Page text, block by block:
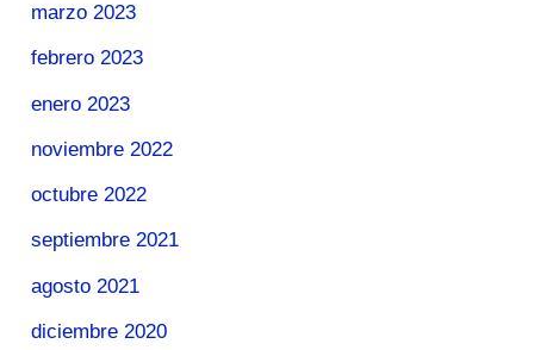
marzo 2023
febrero 2023
enero 2023
noviembre 2022
octubre 2022
septiembre 2021
agosto 2021
diciembre 2020